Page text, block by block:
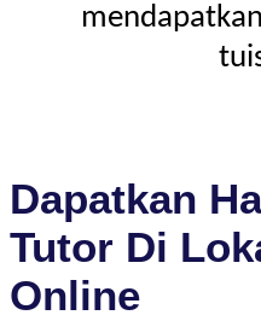
Dapatkan
Tutor Di
Online